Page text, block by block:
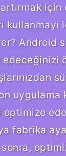
için
Android
edeceğinizi
uygulama
fabrika
sonra,